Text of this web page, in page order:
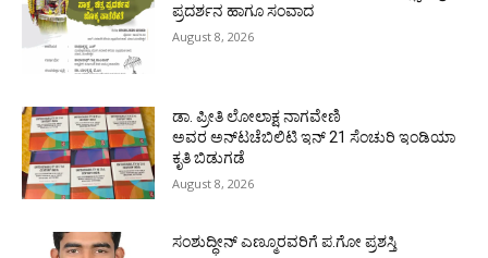
ಪ್ರದರ್ಶನ ಹಾಗೂ ಸಂವಾದ
August 8, 2026
ಡಾ. ಪ್ರೀತಿ ಲೋಲಾಕ್ಷ ನಾಗವೇಣಿ
ಅವರ ಅನ್‌ಟಚೆಬಿಲಿಟಿ ಇನ್ 21 ಸೆಂಚುರಿ ಇಂಡಿಯಾ
ಕೃತಿ ಬಿಡುಗಡೆ
August 8, 2026
ಸಂಶುದ್ಧೀನ್ ಎಣ್ಮೂರವರಿಗೆ ಪ.ಗೋ ಪ್ರಶಸ್ತಿ